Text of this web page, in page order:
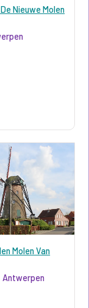
Nieuwe Molen
Molen Van
Antwerpen